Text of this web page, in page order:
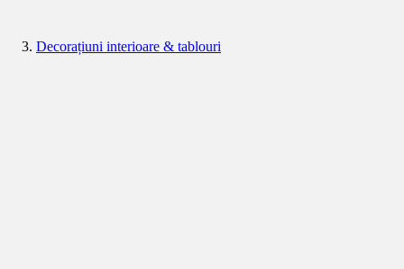
Decorațiuni interioare & tablouri